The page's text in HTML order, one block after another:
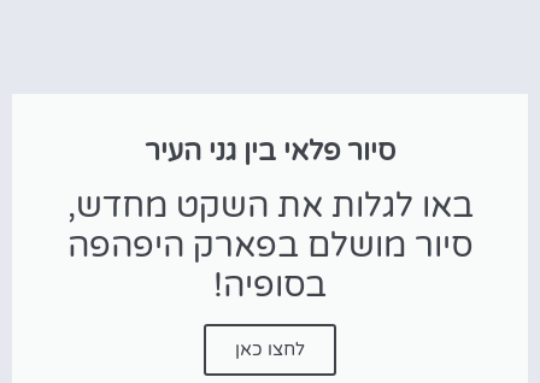
סיור פלאי בין גני העיר
באו לגלות את השקט מחדש,
סיור מושלם בפארק היפהפה
בסופיה!
לחצו כאן